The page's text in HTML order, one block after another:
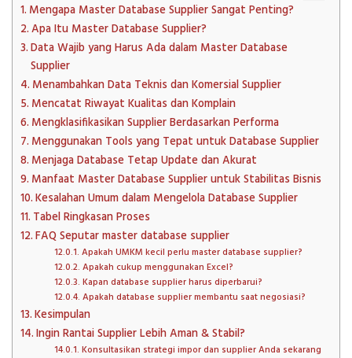
Mengapa Master Database Supplier Sangat Penting?
Apa Itu Master Database Supplier?
Data Wajib yang Harus Ada dalam Master Database
Supplier
Menambahkan Data Teknis dan Komersial Supplier
Mencatat Riwayat Kualitas dan Komplain
Mengklasifikasikan Supplier Berdasarkan Performa
Menggunakan Tools yang Tepat untuk Database Supplier
Menjaga Database Tetap Update dan Akurat
Manfaat Master Database Supplier untuk Stabilitas Bisnis
Kesalahan Umum dalam Mengelola Database Supplier
Tabel Ringkasan Proses
FAQ Seputar master database supplier
Apakah UMKM kecil perlu master database supplier?
Apakah cukup menggunakan Excel?
Kapan database supplier harus diperbarui?
Apakah database supplier membantu saat negosiasi?
Kesimpulan
Ingin Rantai Supplier Lebih Aman & Stabil?
Konsultasikan strategi impor dan supplier Anda sekarang